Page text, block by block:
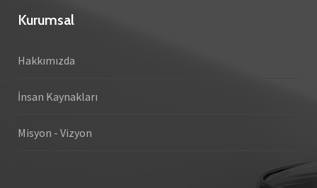
Kurumsal
Hakkımızda
İnsan Kaynakları
Misyon - Vizyon